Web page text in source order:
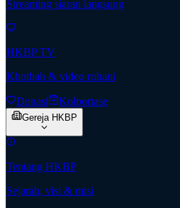
Streaming siaran langsung
HKBP TV
Khotbah & video rohani
Donasi Kolportase
Gereja HKBP
Tentang HKBP
Sejarah, visi & misi